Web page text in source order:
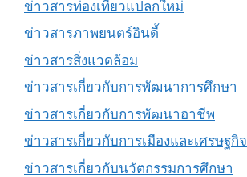
ข่าวสารท่องเที่ยวแปลกใหม่
ข่าวสารภาพยนตร์อินดี้
ข่าวสารสิ่งแวดล้อม
ข่าวสารเกี่ยวกับการพัฒนาการศึกษา
ข่าวสารเกี่ยวกับการพัฒนาอาชีพ
ข่าวสารเกี่ยวกับการเมืองและเศรษฐกิจ
ข่าวสารเกี่ยวกับนวัตกรรมการศึกษา